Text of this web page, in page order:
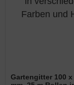
Gartengitter 100 x